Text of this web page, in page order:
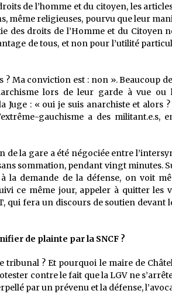
de l’homme et du citoyen, les
même religieuses, pourvu que leur
des droits de l’Homme et du Citoyen
de tous, et non pour l’utilité
Ma conviction est : non ». Beaucoup
lors de leur garde à vue
Juge : « oui je suis anarchiste et alors ?
gauchisme a des militant.e.s,
de la gare a été négociée entre
sommation, pendant vingt minutes.
la demande de la défense, on voit
ce même jour, appeler à quitter les
qui fera un discours de soutien devant
de plainte par la SNCF ?
tribunal ? Et pourquoi le maire de
contre le fait que la LGV ne
par un prévenu et la défense,